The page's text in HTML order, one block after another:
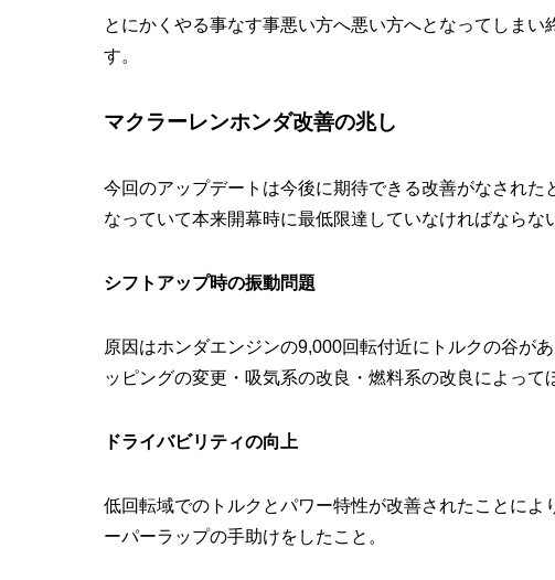
とにかくやる事なす事悪い方へ悪い方へとなってしま
す。
マクラーレンホンダ改善の兆し
今回のアップデートは今後に期待できる改善がなされ
なっていて本来開幕時に最低限達していなければならな
シフトアップ時の振動問題
原因はホンダエンジンの9,000回転付近にトルクの谷が
ッピングの変更・吸気系の改良・燃料系の改良によって
ドライバビリティの向上
低回転域でのトルクとパワー特性が改善されたことに
ーパーラップの手助けをしたこと。